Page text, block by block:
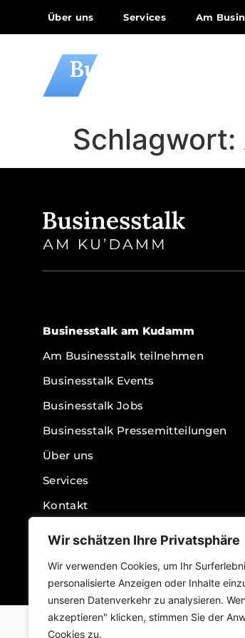
Wir schätzen Ihre Privatsphäre
Wir verwenden Cookies, um Ihr
personalisierte Anzeigen oder Inhalte
unseren Datenverkehr zu analysieren.
akzeptieren" klicken, stimmen Sie der
Cookies zu.
Über uns Services Am
Schlagwort:
Businesstalk am Kudamm
Am Businesstalk teilnehmen
Businesstalk Events
Businesstalk Jobs
Businesstalk Pressemitteilungen
Über uns
Services
Kontakt
Copyright 2026 © Businesstalk am